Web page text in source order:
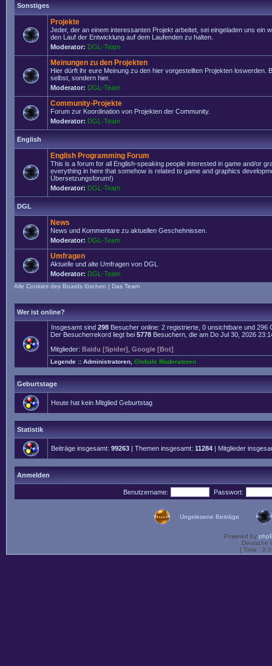
Sonstiges
Projekte
Jeder, der an einem interessanten Projekt arbeitet, sei eingeladen uns ein
den Lauf der Entwicklung auf dem Laufenden zu halten.
Moderator: DGL-Team
Meinungen zu den Projekten
Hier dürft ihr eure Meinung zu den hier vorgestellten Projekten loswerden.
selbst, sondern hier.
Moderator: DGL-Team
Community-Projekte
Forum zur Koordination von Projekten der Community.
Moderator: DGL-Team
English
English Programming Forum
This is a forum for all English-speaking people interested in game and/or
everything in here that somehow is related to game and graphics
Übersetzungsforum!)
Moderator: DGL-Team
DGL
News
News und Kommentare zu aktuellen Geschehnissen.
Moderator: DGL-Team
Umfragen
Aktuelle und alte Umfragen von DGL
Moderator: DGL-Team
Alle Cookies des Boards löschen | Das Team
Wer ist online?
Insgesamt sind 298 Besucher online: 2 registrierte, 0 unsichtbare und
Der Besucherrekord liegt bei 5778 Besuchern, die am Do Jul 30, 2026
Mitglieder: Baidu [Spider] Google [Bot]
Legende :: Administratoren Globale Moderatoren
Geburtstage
Heute hat kein Mitglied Geburtstag
Statistik
Beiträge insgesamt: 99263 | Themen insgesamt: 11284 | Mitglieder
Anmelden
Benutzername: Passwort:
Ungelesene Beiträge
Powered by
Deutsche
[ Time :